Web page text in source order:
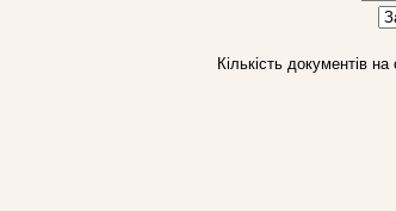
Кількість документів на